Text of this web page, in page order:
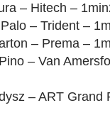
– Hitech –
– Trident –
– Prema –
– Van
– ART Grand